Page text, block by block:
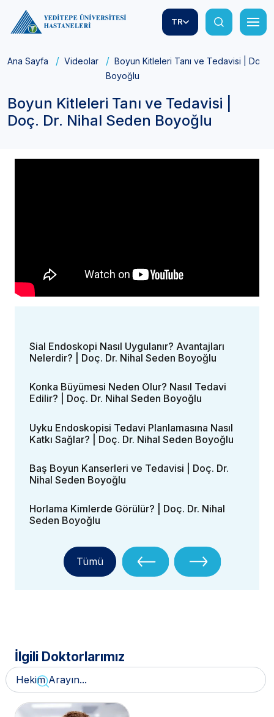
TR
Ana Sayfa Videolar
Boyun Kitleleri Tanı ve Tedavisi | Doç.
Boyoğlu
Boyun Kitleleri Tanı ve Tedavisi |
Doç. Dr. Nihal Seden Boyoğlu
Sial Endoskopi Nasıl Uygulanır? Avantajları
Nelerdir? | Doç. Dr. Nihal Seden Boyoğlu
Konka Büyümesi Neden Olur? Nasıl Tedavi
Edilir? | Doç. Dr. Nihal Seden Boyoğlu
Uyku Endoskopisi Tedavi Planlamasına Nasıl
Katkı Sağlar? | Doç. Dr. Nihal Seden Boyoğlu
Baş Boyun Kanserleri ve Tedavisi | Doç. Dr.
Nihal Seden Boyoğlu
Horlama Kimlerde Görülür? | Doç. Dr. Nihal
Seden Boyoğlu
Tümü
İlgili Doktorlarımız